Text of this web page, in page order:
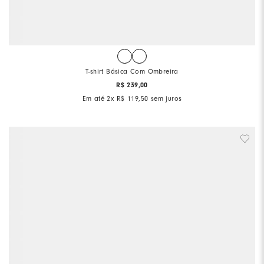
T-shirt Básica Com Ombreira
R$ 239,00
Em até2x R$ 119,50 sem juros